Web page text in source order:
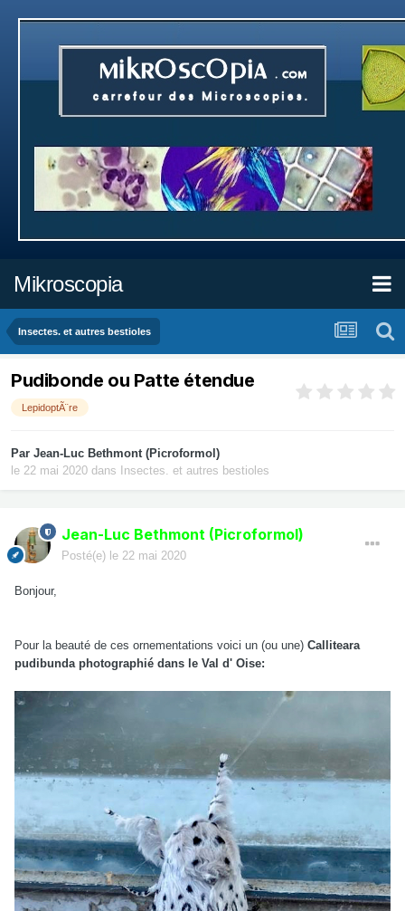
Mikroscopia
Insectes. et autres bestioles
Pudibonde ou Patte étendue
LepidoptÃ¨re
Par Jean-Luc Bethmont (Picroformol)
le 22 mai 2020 dans Insectes. et autres bestioles
Jean-Luc Bethmont (Picroformol)
Posté(e) le 22 mai 2020
Bonjour,
Pour la beauté de ces ornementations voici un (ou une) Calliteara
pudibunda photographié dans le Val d' Oise: